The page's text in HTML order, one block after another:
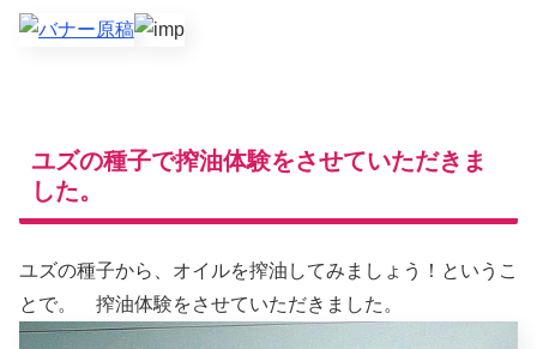
ユズの種子で搾油体験をさせていただきま
した。
ユズの種子から、オイルを搾油してみましょう！というこ
とで。 搾油体験をさせていただきました。